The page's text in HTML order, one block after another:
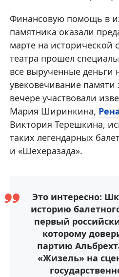
Финансовую помощь в
памятника оказали
марте на исторической
театра прошел
все вырученные деньги
увековечивание
вечере участвовали
Мария Ширинкина,
Виктория Терешкина,
таких легендарных
и «Шехеразада».
Это интересно:
историю
первый
которому
партию
«Жизель» на